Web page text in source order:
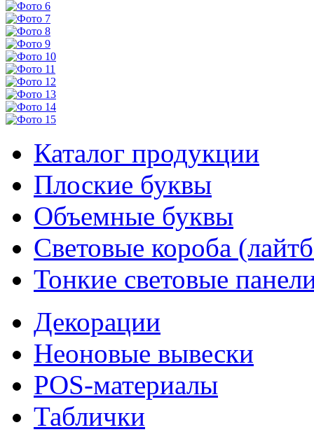
Каталог продукции
Плоские буквы
Объемные буквы
Световые короба
Тонкие световые
Декорации
Неоновые вывески
POS-материалы
Таблички